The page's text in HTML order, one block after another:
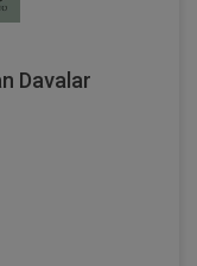
Davalar